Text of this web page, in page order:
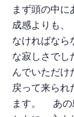
まず頭の中に
成感よりも、
なければなら
な寂しさで
んでいただけ
戻って来られ
ます。 あの